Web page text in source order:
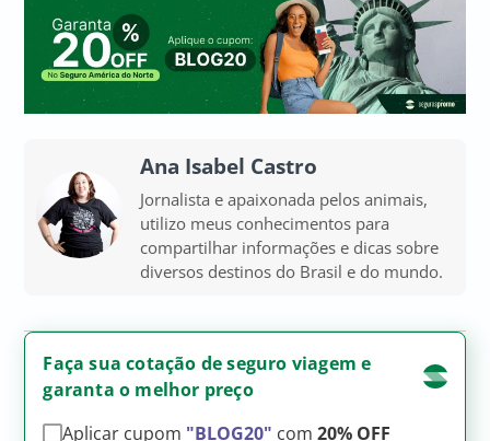
Ana Isabel Castro
Jornalista e apaixonada pelos animais,
utilizo meus conhecimentos para
compartilhar informações e dicas sobre
diversos destinos do Brasil e do mundo.
Faça sua cotação de seguro viagem e
garanta o melhor preço
Aplicar cupom "BLOG20" com20% OFF